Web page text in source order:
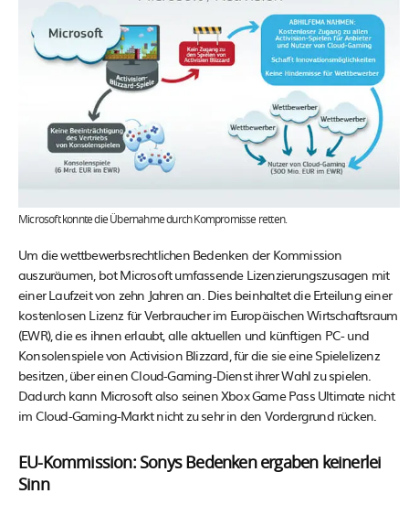
Microsoft konnte die Übernahme durch Kompromisse retten.
Um die wettbewerbsrechtlichen Bedenken der Kommission
auszuräumen, bot Microsoft umfassende Lizenzierungszusagen mit
einer Laufzeit von zehn Jahren an. Dies beinhaltet die Erteilung einer
kostenlosen Lizenz für Verbraucher im Europäischen Wirtschaftsraum
(EWR), die es ihnen erlaubt, alle aktuellen und künftigen PC- und
Konsolenspiele von Activision Blizzard, für die sie eine Spielelizenz
besitzen, über einen Cloud-Gaming-Dienst ihrer Wahl zu spielen.
Dadurch kann Microsoft also seinen Xbox Game Pass Ultimate nicht
im Cloud-Gaming-Markt nicht zu sehr in den Vordergrund rücken.
EU-Kommission: Sonys Bedenken ergaben keinerlei
Sinn